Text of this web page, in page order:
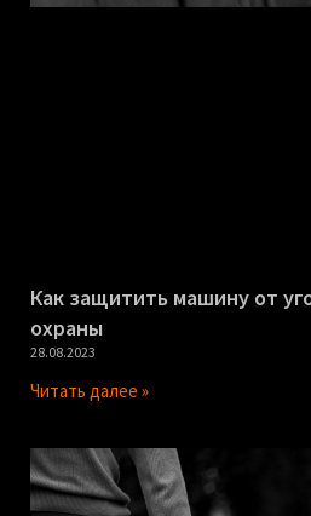
Как защитить машину от
охраны
28.08.2023
Читать далее »